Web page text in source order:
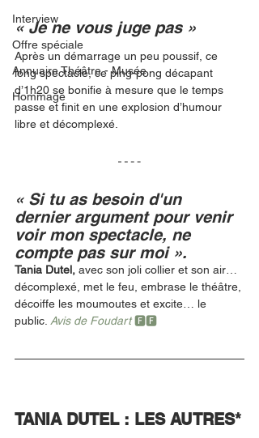
Interview
Offre spéciale
Annuaire Théâtre - Musée
Hommage
« Je ne vous juge pas »
Après un démarrage un peu poussif, ce
long spectacle, ce ping-pong décapant
d’1h20 se bonifie à mesure que le temps
passe et finit en une explosion d’humour
libre et décomplexé.
« Si tu as besoin d'un
dernier argument pour venir
voir mon spectacle, ne
compte pas sur moi ».
Tania Dutel, avec son joli collier et son air…
décomplexé, met le feu, embrase le théâtre,
décoiffe les moumoutes et excite… le
public. Avis de Foudart 🅵🅵
TANIA DUTEL : LES AUTRES*